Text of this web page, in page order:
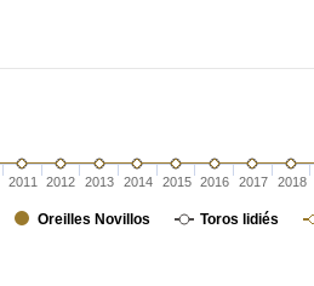
Oreilles Novillos Toros lidiés
2011 2012 2013 2014 2015 2016 2017 2018